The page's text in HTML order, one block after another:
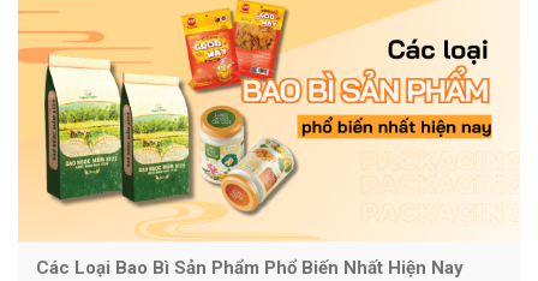
Các Loại Bao Bì Sản Phẩm Phổ Biến Nhất Hiện Nay